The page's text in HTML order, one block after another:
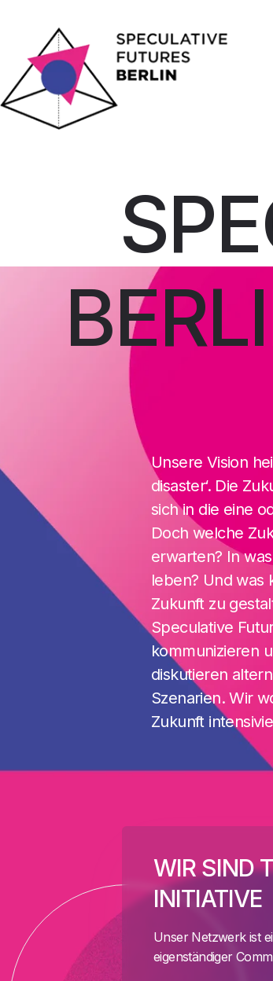
Unsere Vision
disaster‘. Die
sich in die eine
Doch welche
erwarten? In
leben? Und was
Zukunft zu
Speculative
kommunizieren
diskutieren
Szenarien. Wir
Zukunft
WIR SIND
INITIATIVE
Unser Netzwerk ist
eigenständiger